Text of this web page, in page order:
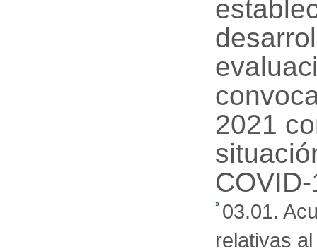
03.01.
relativas